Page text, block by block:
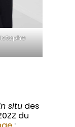
situ des
du